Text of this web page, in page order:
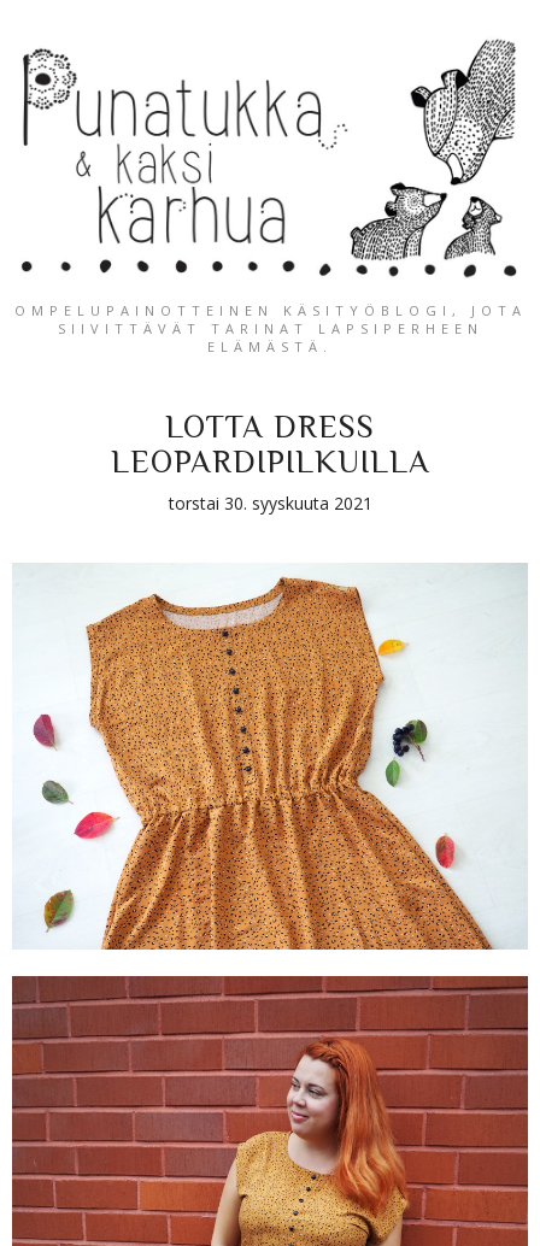
OMPELUPAINOTTEINEN KÄSITYÖBLOGI, JOTA
SIIVITTÄVÄT TARINAT LAPSIPERHEEN
ELÄMÄSTÄ.
LOTTA DRESS
LEOPARDIPILKUILLA
torstai 30. syyskuuta 2021